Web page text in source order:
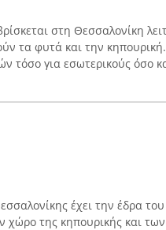
στη Θεσσαλονίκη
τα φυτά και την κηπουρική.
τόσο για εσωτερικούς όσο
έχει την έδρα
χώρο της κηπουρικής και